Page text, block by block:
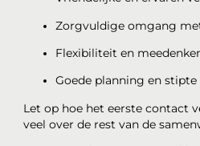
Zorgvuldige omgang
Flexibiliteit en
Goede planning en
Let op hoe het eerste contact
veel over de rest van de